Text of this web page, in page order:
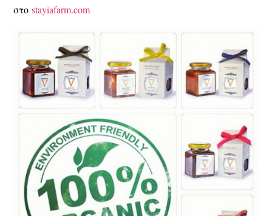
στοstayiafarm.com